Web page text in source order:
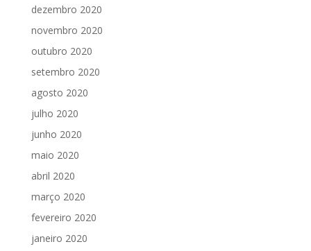
dezembro 2020
novembro 2020
outubro 2020
setembro 2020
agosto 2020
julho 2020
junho 2020
maio 2020
abril 2020
março 2020
fevereiro 2020
janeiro 2020